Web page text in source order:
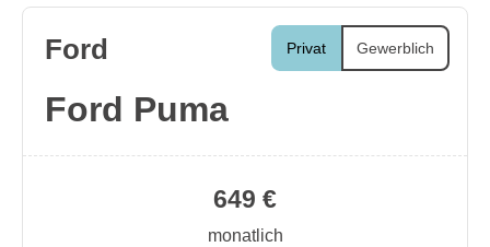
Privat Gewerblich
Ford
Ford Puma
649 €
monatlich